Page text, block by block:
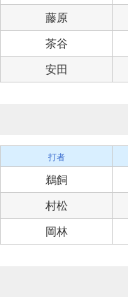
藤原
茶谷
安田
打者
鵜飼
村松
岡林